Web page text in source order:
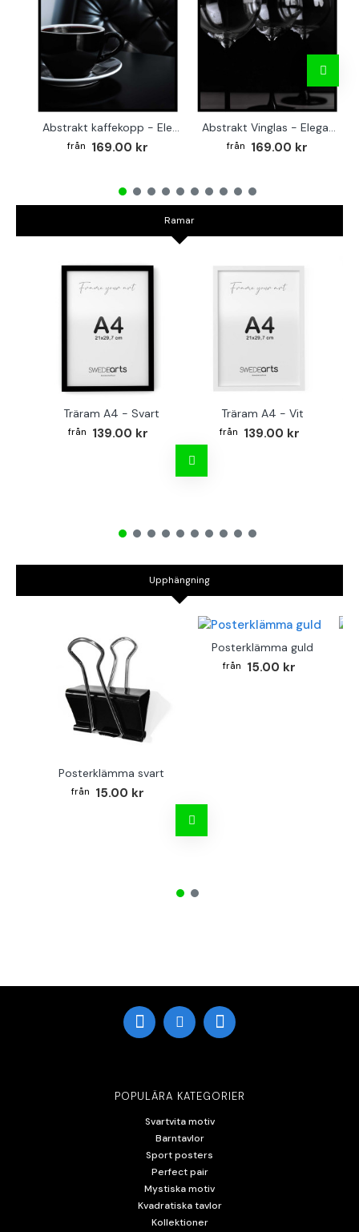
Abstrakt kaffekopp - Elegant kvadratisk köksaffisch
169.00 kr
Abstrakt Vinglas - Elegant kvadratisk affisch till köket
169.00 kr
Ramar
Träram A4 - Svart
139.00 kr
Träram A4 - Vit
139.00 kr
Upphängning
Posterklämma svart
15.00 kr
Posterklämma guld
15.00 kr
POPULÄRA KATEGORIER
Svartvita motiv
Barntavlor
Sport posters
Perfect pair
Mystiska motiv
Kvadratiska tavlor
Kollektioner